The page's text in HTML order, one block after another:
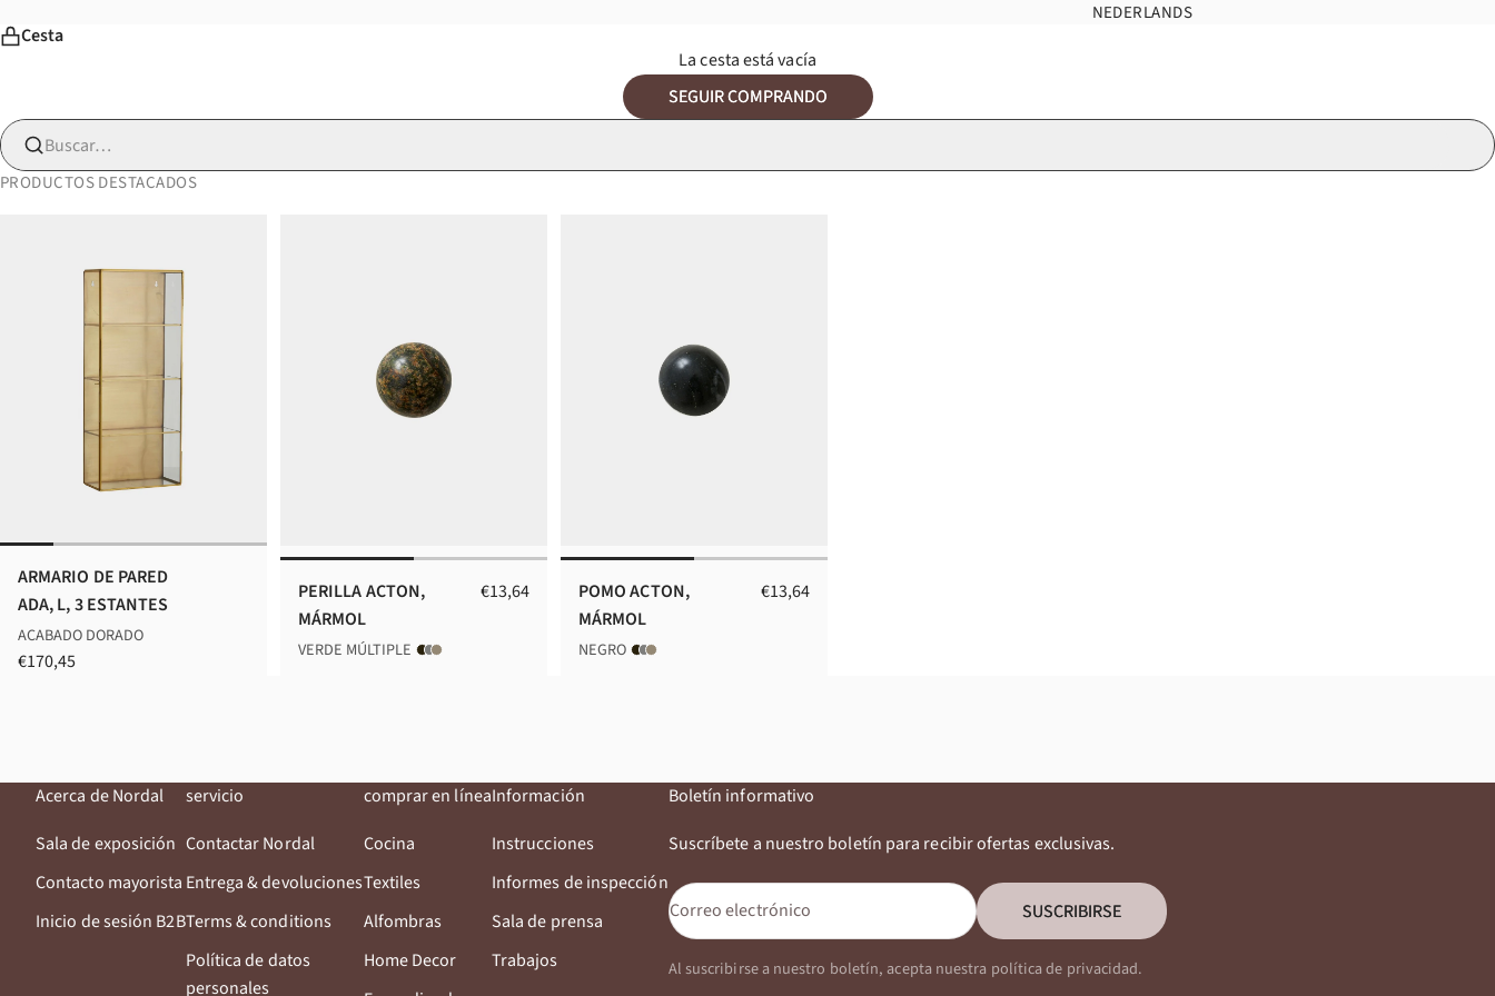
NEDERLANDS
Cesta
La cesta está vacía
SEGUIR COMPRANDO
Buscar…
PRODUCTOS DESTACADOS
ARMARIO DE PARED
ADA, L, 3 ESTANTES
ACABADO DORADO
Precio de oferta
€170,45
PERILLA ACTON,
MÁRMOL
VERDE MÚLTIPLE
Precio de oferta
€13,64
POMO ACTON,
MÁRMOL
NEGRO
Precio de oferta
€13,64
Acerca de Nordal
Sala de exposición
Contacto mayorista
Inicio de sesión B2B
servicio
Contactar Nordal
Entrega & devoluciones
Terms & conditions
Política de datos
personales
comprar en línea
Cocina
Textiles
Alfombras
Home Decor
Información
Instrucciones
Informes de inspección
Sala de prensa
Trabajos
Boletín informativo
Suscríbete a nuestro boletín para recibir ofertas exclusivas.
Correo electrónico SUSCRIBIRSE
Al suscribirse a nuestro boletín, acepta nuestra política de privacidad.